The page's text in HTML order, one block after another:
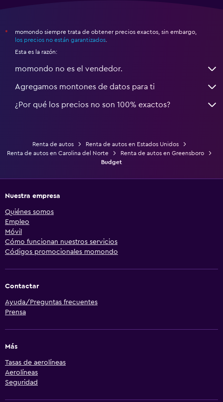
*
momondo siempre trata de obtener precios exactos, sin embargo,
los precios no están garantizados.
Esta es la razón:
momondo no es el vendedor.
Agregamos montones de datos para ti
¿Por qué los precios no son 100% exactos?
Renta de autos
Renta de autos en Estados Unidos
Renta de autos en Carolina del Norte
Renta de autos en Greensboro
Budget
Nuestra empresa
Quiénes somos
Empleo
Móvil
Cómo funcionan nuestros servicios
Códigos promocionales momondo
Contactar
Ayuda/Preguntas frecuentes
Prensa
Más
Tasas de aerolíneas
Aerolíneas
Seguridad